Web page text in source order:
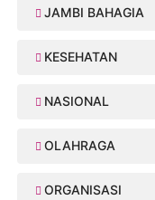
JAMBI BAHAGIA
KESEHATAN
NASIONAL
OLAHRAGA
ORGANISASI